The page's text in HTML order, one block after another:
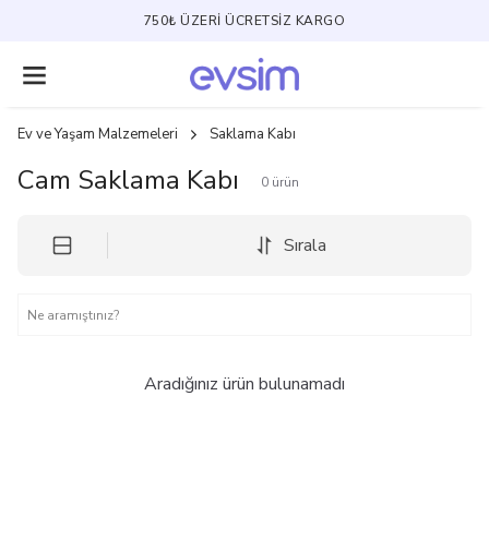
750₺ ÜZERI ÜCRETSIZ KARGO
Ev ve Yaşam Malzemeleri Saklama Kabı
Cam Saklama Kabı 0 ürün
Sırala
Aradığınız ürün bulunamadı